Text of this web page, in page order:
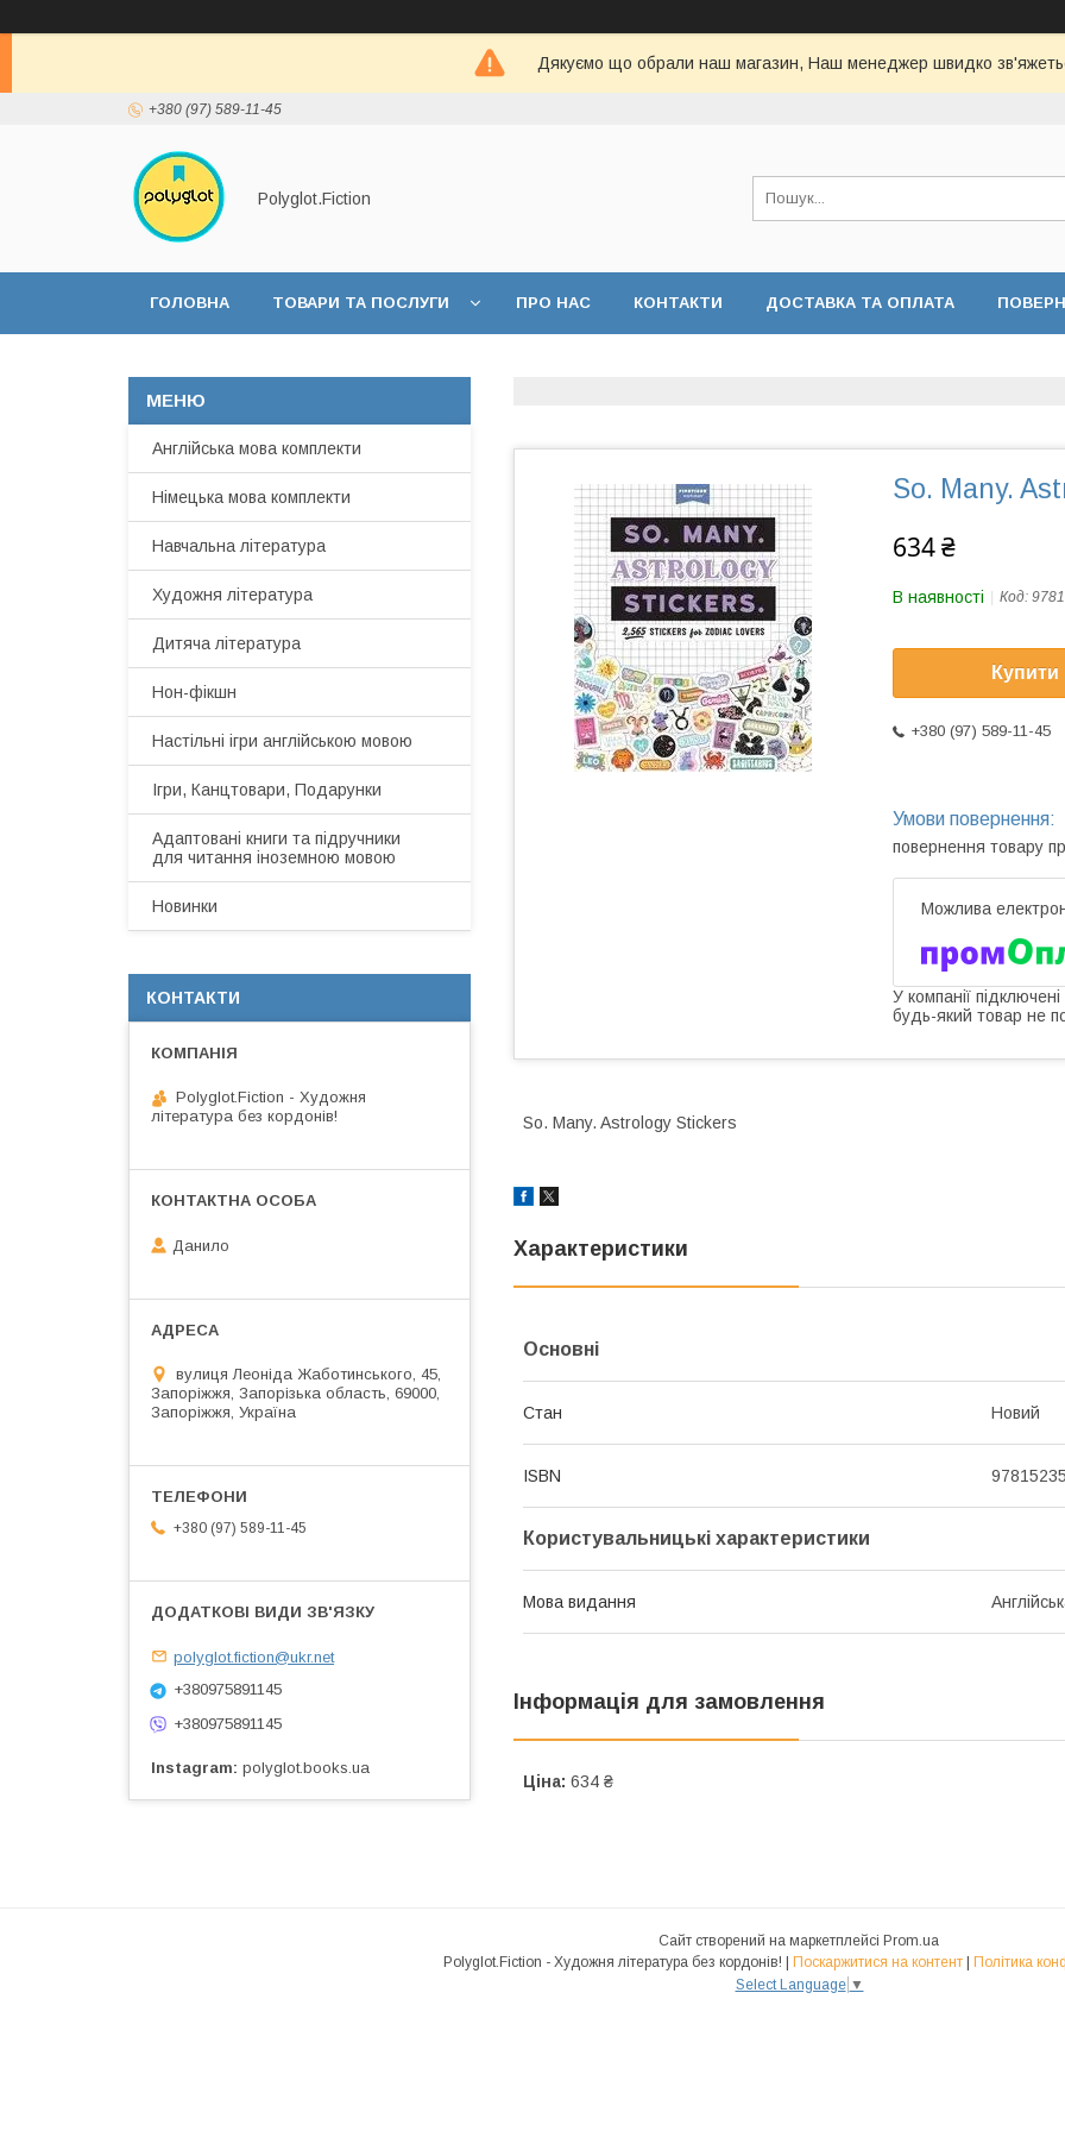
Дякуємо що обрали наш магазин, Наш менеджер швидко
+380 (97) 589-11-45
Polyglot.Fiction
ГОЛОВНА ТОВАРИ ТА ПОСЛУГИ ПРО НАС КОНТАКТИ ДОСТАВКА ТА ОПЛАТА
So. Many.
634 ₴
В наявності Код:
Купити
+380 (97) 589-11-45
повернення товару
У компанії
будь-який товар не
So. Many. Astrology Stickers
Характеристики
Основні
Стан Новий
ISBN
Користувальницькі характеристики
Мова видання
Інформація для замовлення
Ціна: 634 ₴
Англійська мова комплекти
Німецька мова комплекти
Навчальна література
Художня література
Дитяча література
Нон-фікшн
Настільні ігри англійською мовою
Ігри, Канцтовари, Подарунки
Адаптовані книги та підручники
для читання іноземною мовою
Новинки
КОНТАКТИ
Polyglot.Fiction - Художня
література без кордонів!
Данило
вулиця Леоніда Жаботинського, 45,
Запоріжжя, Запорізька область, 69000,
Запоріжжя, Україна
+380 (97) 589-11-45
polyglot.fiction@ukr.net
+380975891145
+380975891145
Instagram polyglot.books.ua
Сайт створений на маркетплейсі Prom.ua
Поскаржитися на контент
Політика
Select Language ▼